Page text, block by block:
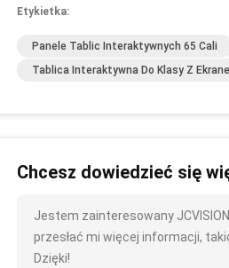
Etykietka:
Panele Tablic Interaktywnych 65 Cali
Tablica Interaktywna Do Klasy Z
Chcesz dowiedzieć się
Jestem zainteresowany
przesłać mi więcej informacji,
Dzięki!